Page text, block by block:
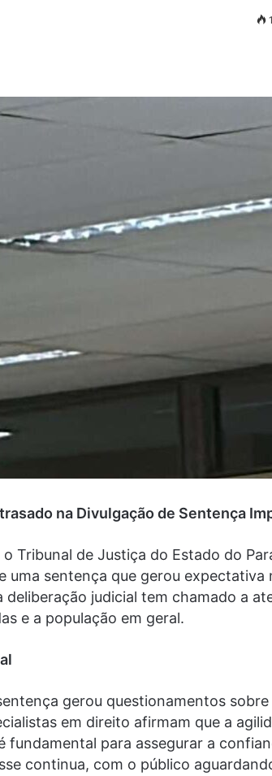
na Divulgação de Sentença
Tribunal de Justiça do Estado do
uma sentença que gerou expectativa
judicial tem chamado a
e a população em geral.
gerou questionamentos
em direito afirmam que a
fundamental para assegurar a
continua, com o público